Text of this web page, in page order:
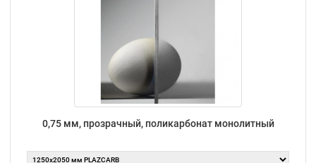
0,75 мм, прозрачный, поликарбонат монолитный